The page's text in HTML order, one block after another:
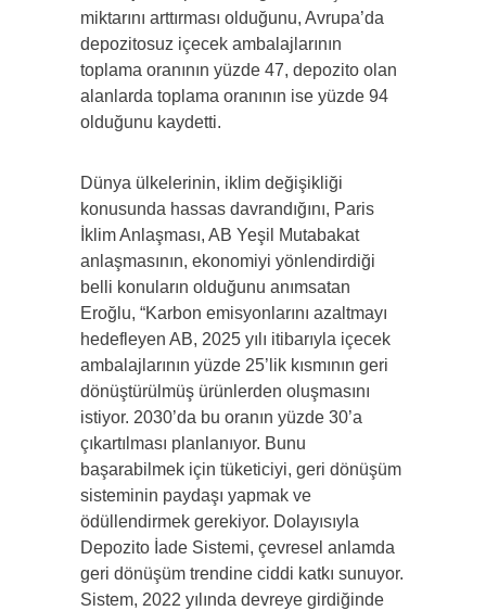
miktarını arttırması olduğunu, Avrupa’da
depozitosuz içecek ambalajlarının
toplama oranının yüzde 47, depozito olan
alanlarda toplama oranının ise yüzde 94
olduğunu kaydetti.
Dünya ülkelerinin, iklim değişikliği
konusunda hassas davrandığını, Paris
İklim Anlaşması, AB Yeşil Mutabakat
anlaşmasının, ekonomiyi yönlendirdiği
belli konuların olduğunu anımsatan
Eroğlu, “Karbon emisyonlarını azaltmayı
hedefleyen AB, 2025 yılı itibarıyla içecek
ambalajlarının yüzde 25’lik kısmının geri
dönüştürülmüş ürünlerden oluşmasını
istiyor. 2030’da bu oranın yüzde 30’a
çıkartılması planlanıyor. Bunu
başarabilmek için tüketiciyi, geri dönüşüm
sisteminin paydaşı yapmak ve
ödüllendirmek gerekiyor. Dolayısıyla
Depozito İade Sistemi, çevresel anlamda
geri dönüşüm trendine ciddi katkı sunuyor.
Sistem, 2022 yılında devreye girdiğinde